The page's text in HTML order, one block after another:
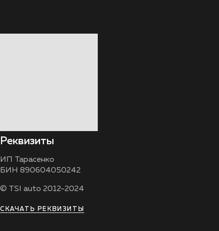
Реквизиты
ИП Тарасенко
БИН 890604050242
© TSI auto 2012-2024
СКАЧАТЬ РЕКВИЗИТЫ